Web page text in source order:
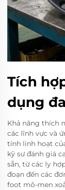
Tích
dụng
Khả năng thích
các lĩnh vực và
tính linh hoạt
kỹ sư đánh giá
sẵn, từ các ly
đoạn đến các
foot mô-men